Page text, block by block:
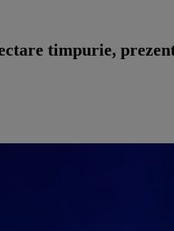
timpurie,